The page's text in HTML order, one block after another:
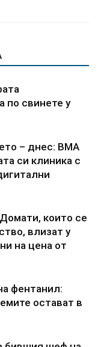
по свинете у
– днес: ВМА
си клиника с
които се
влизат у
на цена от
фентанил:
остават в